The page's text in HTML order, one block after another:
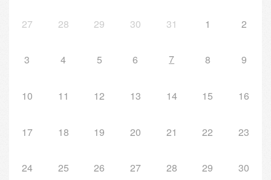
27 28 29 30 31 1 2
3 4 5 6 7 8 9
10 11 12 13 14 15 16
17 18 19 20 21 22 23
24 25 26 27 28 29 30